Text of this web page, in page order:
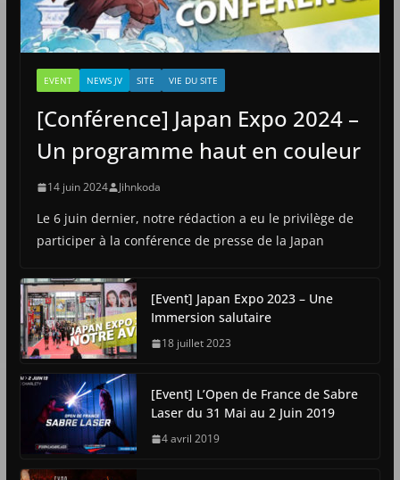
EVENT NEWS JV SITE VIE DU SITE
[Conférence] Japan Expo 2024 –
Un programme haut en couleur
14 juin 2024 Jihnkoda
Le 6 juin dernier, notre rédaction a eu le privilège de
participer à la conférence de presse de la Japan
[Event] Japan Expo 2023 – Une
Immersion salutaire
18 juillet 2023
[Event] L’Open de France de Sabre
Laser du 31 Mai au 2 Juin 2019
4 avril 2019